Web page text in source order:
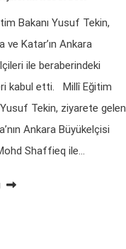
Bakanı Yusuf Tekin,
ve Katar’ın Ankara
ile beraberindeki
kabul etti. Millî Eğitim
Yusuf Tekin, ziyarete gelen
Ankara Büyükelçisi
Shaffieq ile…